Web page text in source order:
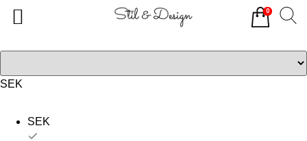
SEK
SEK
0
Alla produkter
Om oss